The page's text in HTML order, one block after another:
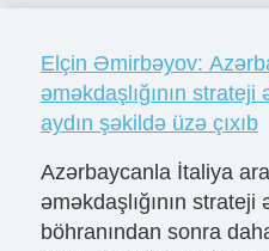
Elçin Əmirbəyov:
əməkdaşlığının
aydın şəkildə üzə çıxıb
Azərbaycanla İtaliya
əməkdaşlığının
böhranından sonra